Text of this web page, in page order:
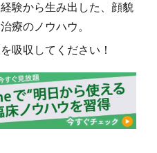
験から生み出した、顔貌
療のノウハウ。
吸収してください！